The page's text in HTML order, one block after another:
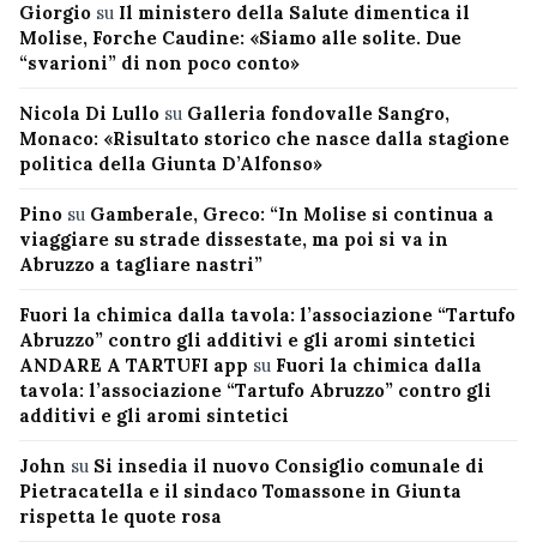
Giorgio su Il ministero della Salute dimentica il
Molise, Forche Caudine: «Siamo alle solite. Due
“svarioni” di non poco conto»
Nicola Di Lullo su Galleria fondovalle Sangro,
Monaco: «Risultato storico che nasce dalla stagione
politica della Giunta D’Alfonso»
Pino su Gamberale, Greco: “In Molise si continua a
viaggiare su strade dissestate, ma poi si va in
Abruzzo a tagliare nastri”
Fuori la chimica dalla tavola: l’associazione “Tartufo
Abruzzo” contro gli additivi e gli aromi sintetici
ANDARE A TARTUFI app su Fuori la chimica dalla
tavola: l’associazione “Tartufo Abruzzo” contro gli
additivi e gli aromi sintetici
John su Si insedia il nuovo Consiglio comunale di
Pietracatella e il sindaco Tomassone in Giunta
rispetta le quote rosa